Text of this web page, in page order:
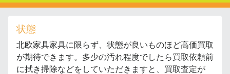
状態
北欧家具家具に限らず、状態が良いものほど高価買取
が期待できます。多少の汚れ程度でしたら買取依頼前
に拭き掃除などをしていただきますと、買取査定が